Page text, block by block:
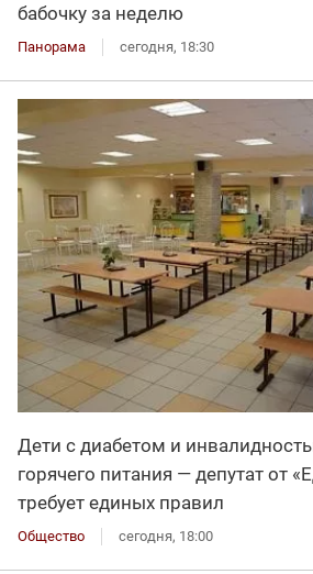
бабочку за неделю
Панорама сегодня, 18:30
Дети с диабетом и
горячего питания — депутат от
требует единых правил
Общество сегодня, 18:00